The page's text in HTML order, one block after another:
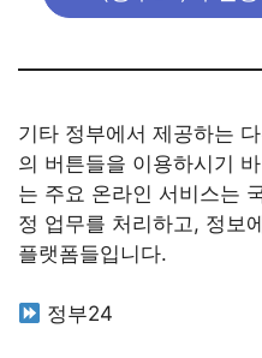
기타 정부에서 제공하는
의 버튼들을 이용하시기
는 주요 온라인 서비스는
정 업무를 처리하고, 정보
플랫폼들입니다.
정부24